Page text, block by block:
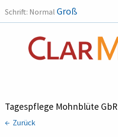
Schrift: Normal Groß
Tagespflege Mohnblüte GbR
← Zurück